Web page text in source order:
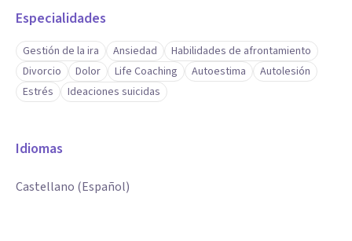
Especialidades
Gestión de la ira Ansiedad
Habilidades de afrontamiento
Divorcio
Dolor Life Coaching Autoestima
Autolesión
Estrés
Ideaciones suicidas
Idiomas
Castellano (Español)